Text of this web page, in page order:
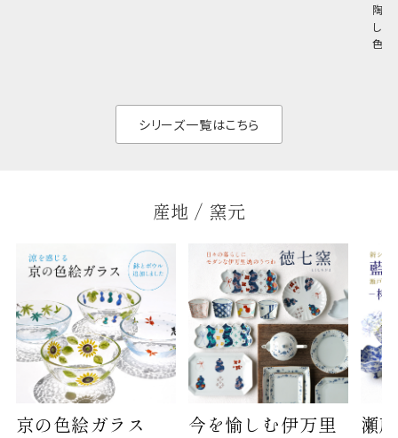
陶器
しい
色の
シリーズ一覧はこちら
産地 / 窯元
京の色絵ガラス
今を愉しむ伊万里
瀬